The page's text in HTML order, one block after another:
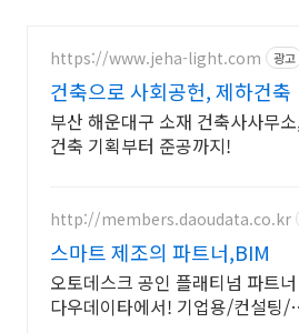
https://www.jeha-light.com 광고
건축으로 사회공헌, 제하건축
부산 해운대구 소재 건축사사무
건축 기획부터 준공까지!
http://members.daoudata.co.kr
스마트 제조의 파트너,BIM
오토데스크 공인 플래티넘 파트너
다우데이타에서! 기업용/컨설팅/